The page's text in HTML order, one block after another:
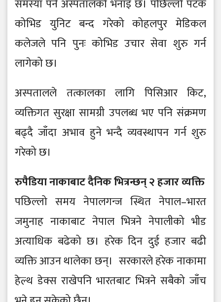
समस्या पर्ने अस्पतालको भनाइ छ। पछिल्लो पटक
कोभिड युनिट बन्द गरेको कोहलपुर मेडिकल
कलेजले पनि पुनः कोभिड उचार सेवा शुरु गर्न
लागेको छ।
अस्पतालले तत्कालका लागि पिसिआर किट,
व्यक्तिगत सुरक्षा सामग्री उपलब्ध भए पनि संक्रमण
बढ्दै जाँदा अभाव हुने भन्दै व्यवस्थापन गर्न शुरु
गरेको छ।
रुपैडिया नाकाबाट दैनिक भित्रन्छन् २ हजार व्यक्ति
पछिल्लो समय नेपालगन्ज स्थित नेपाल–भारत
जमुनाह नाकाबाट नेपाल भित्रने नेपालीको भीड
अत्याधिक बढेको छ। हरेक दिन दुई हजार बढी
व्यक्ति आउन थालेका छन्। सरकारले हरेक नाकामा
हेल्थ डेक्स राखेपनि भारतबाट भित्रने सबैको जाँच